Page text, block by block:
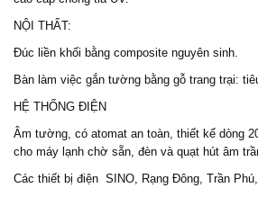
NỘI THẤT:
Đúc liền khối bằng composite nguyên sinh.
Bàn làm việc gắn tường bằng gỗ trang trại:
HỆ THỐNG ĐIỆN
Âm tường, có atomat an toàn, thiết kế dòng
cho máy lạnh chờ sẵn, đèn và quạt hút âm
Các thiết bị điện SINO, Rạng Đông, Trần Phú,